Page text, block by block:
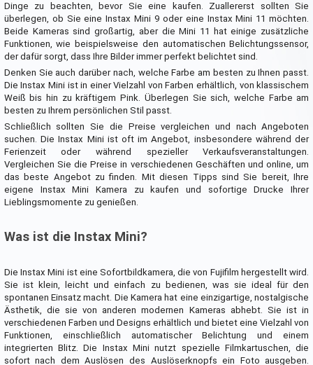
Dinge zu beachten, bevor Sie eine kaufen. Zuallererst sollten Sie
überlegen, ob Sie eine Instax Mini 9 oder eine Instax Mini 11 möchten.
Beide Kameras sind großartig, aber die Mini 11 hat einige zusätzliche
Funktionen, wie beispielsweise den automatischen Belichtungssensor,
der dafür sorgt, dass Ihre Bilder immer perfekt belichtet sind.
Denken Sie auch darüber nach, welche Farbe am besten zu Ihnen passt.
Die Instax Mini ist in einer Vielzahl von Farben erhältlich, von klassischem
Weiß bis hin zu kräftigem Pink. Überlegen Sie sich, welche Farbe am
besten zu Ihrem persönlichen Stil passt.
Schließlich sollten Sie die Preise vergleichen und nach Angeboten
suchen. Die Instax Mini ist oft im Angebot, insbesondere während der
Ferienzeit oder während spezieller Verkaufsveranstaltungen.
Vergleichen Sie die Preise in verschiedenen Geschäften und online, um
das beste Angebot zu finden. Mit diesen Tipps sind Sie bereit, Ihre
eigene Instax Mini Kamera zu kaufen und sofortige Drucke Ihrer
Lieblingsmomente zu genießen.
Was ist die Instax Mini?
Die Instax Mini ist eine Sofortbildkamera, die von Fujifilm hergestellt wird.
Sie ist klein, leicht und einfach zu bedienen, was sie ideal für den
spontanen Einsatz macht. Die Kamera hat eine einzigartige, nostalgische
Ästhetik, die sie von anderen modernen Kameras abhebt. Sie ist in
verschiedenen Farben und Designs erhältlich und bietet eine Vielzahl von
Funktionen, einschließlich automatischer Belichtung und einem
integrierten Blitz. Die Instax Mini nutzt spezielle Filmkartuschen, die
sofort nach dem Auslösen des Auslöserknopfs ein Foto ausgeben.